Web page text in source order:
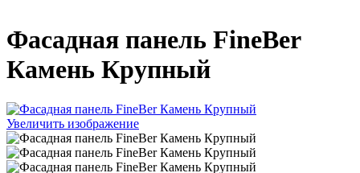
Фасадная панель FineBer
Камень Крупный
Увеличить изображение